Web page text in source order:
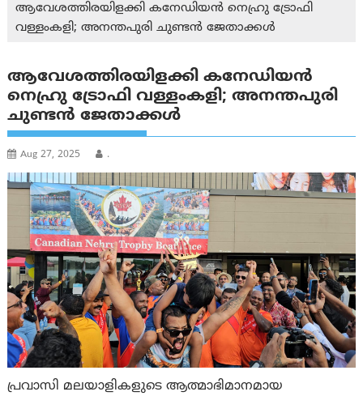
ആവേശത്തിരയിളക്കി കനേഡിയന്‍ നെഹ്രു ട്രോഫി
വള്ളംകളി; അനന്തപുരി ചുണ്ടന്‍ ജേതാക്കള്‍
ആവേശത്തിരയിളക്കി കനേഡിയന്‍
നെഹ്രു ട്രോഫി വള്ളംകളി; അനന്തപുരി
ചുണ്ടന്‍ ജേതാക്കള്‍
Aug 27, 2025 .
പ്രവാസി മലയാളികളുടെ ആത്മാഭിമാനമായ